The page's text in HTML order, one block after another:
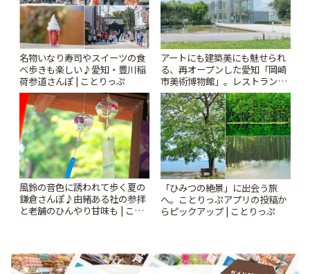
名物いなり寿司やスイーツの食
べ歩きも楽しい♪愛知・豊川稲
荷参道さんぽ | ことりっぷ
アートにも建築美にも魅せられ
る、再オープンした愛知「岡崎
市美術博物館」。レストランや
ショップも充実 | ことりっぷ
風鈴の音色に誘われて歩く夏の
鎌倉さんぽ♪由緒ある社の参拝
と老舗のひんやり甘味も | こと
「ひみつの絶景」に出会う旅
へ。ことりっぷアプリの投稿か
らピックアップ | ことりっぷ